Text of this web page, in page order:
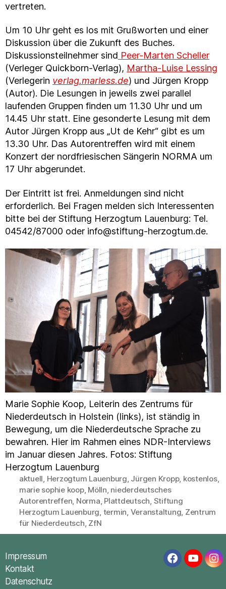
vertreten.
Um 10 Uhr geht es los mit Grußworten und einer
Diskussion über die Zukunft des Buches.
Diskussionsteilnehmer sind Peer-Marten Scheller
(Verleger Quickborn-Verlag), Martha-Luise Lessing
(Verlegerin verlag.marless.de) und Jürgen Kropp
(Autor). Die Lesungen in jeweils zwei parallel
laufenden Gruppen finden um 11.30 Uhr und um
14.45 Uhr statt. Eine gesonderte Lesung mit dem
Autor Jürgen Kropp aus „Ut de Kehr“ gibt es um
13.30 Uhr. Das Autorentreffen wird mit einem
Konzert der nordfriesischen Sängerin NORMA um
17 Uhr abgerundet.
Der Eintritt ist frei. Anmeldungen sind nicht
erforderlich. Bei Fragen melden sich Interessenten
bitte bei der Stiftung Herzogtum Lauenburg: Tel.
04542/87000 oder info@stiftung-herzogtum.de.
Marie Sophie Koop, Leiterin des Zentrums für
Niederdeutsch in Holstein (links), ist ständig in
Bewegung, um die Niederdeutsche Sprache zu
bewahren. Hier im Rahmen eines NDR-Interviews
im Januar diesen Jahres. Fotos: Stiftung
Herzogtum Lauenburg
Schlagwörter
aktuell Herzogtum Lauenburg Jürgen Kropp, kostenlos,
marie sophie koop, Mölln niederdeutsches
Autorentreffen Norma Plattdeutsch Stiftung
Herzogtum Lauenburg termin Veranstaltung Zentrum
für Niederdeutsch ZfN
Impressum
Kontakt
Datenschutz
Facebook